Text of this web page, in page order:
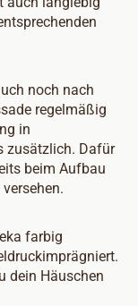
noch nach
regelmäßig
in
zusätzlich. Dafür
beim Aufbau
farbig
dein Häuschen